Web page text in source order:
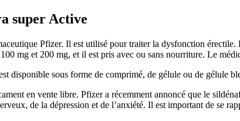
super Active
Pfizer. Il est utilisé pour traiter la dysfonction
mg et 200 mg, et il est pris avec ou sans nourriture. Le
disponible sous forme de comprimé, de gélule ou de gélule
en vente libre. Pfizer a récemment annoncé que le
de la dépression et de l’anxiété. Il est important de se